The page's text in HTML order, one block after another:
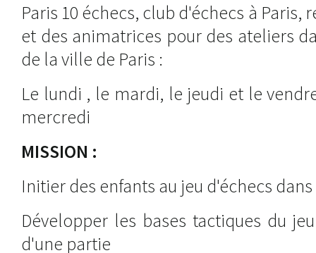
Paris 10 échecs, club d'échecs à Paris,
et des animatrices pour des ateliers
de la ville de Paris :
Le lundi , le mardi, le jeudi et le
mercredi
MISSION :
Initier des enfants au jeu d'échecs
Développer les bases tactiques du
d'une partie